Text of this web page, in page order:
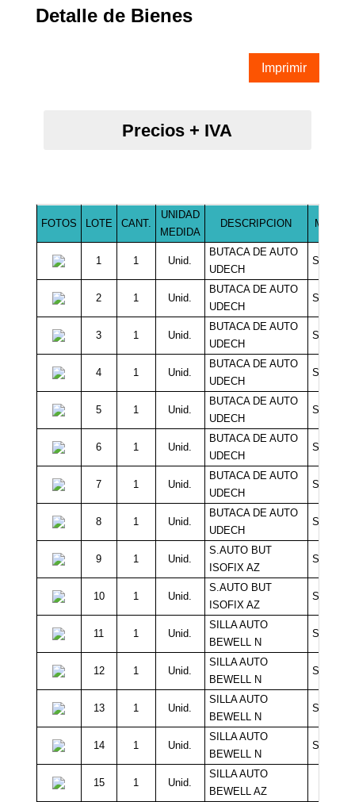
Detalle de Bienes
Imprimir
Precios + IVA
FOTOS LOTE CANT.
UNIDAD
MEDIDA
DESCRIPCION
1 1 Unid.
BUTACA DE AUTO
UDECH
Sin
2 1 Unid.
BUTACA DE AUTO
UDECH
Sin
3 1 Unid.
BUTACA DE AUTO
UDECH
Sin
4 1 Unid.
BUTACA DE AUTO
UDECH
Sin
5 1 Unid.
BUTACA DE AUTO
UDECH
Sin
6 1 Unid.
BUTACA DE AUTO
UDECH
Sin
7 1 Unid.
BUTACA DE AUTO
UDECH
Sin
8 1 Unid.
BUTACA DE AUTO
UDECH
Sin
9 1 Unid.
S.AUTO BUT
ISOFIX AZ
Sin
10 1 Unid.
S.AUTO BUT
ISOFIX AZ
Sin
11 1 Unid.
SILLA AUTO
BEWELL N
Sin
12 1 Unid.
SILLA AUTO
BEWELL N
Sin
13 1 Unid.
SILLA AUTO
BEWELL N
Sin
14 1 Unid.
SILLA AUTO
BEWELL N
Sin
15 1 Unid.
SILLA AUTO
BEWELL AZ